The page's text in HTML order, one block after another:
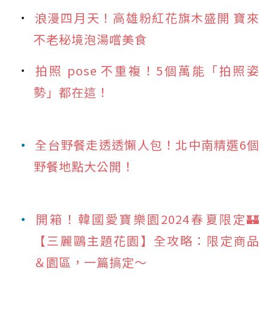
浪漫四月天！高雄粉紅花旗木盛開 寶來
不老秘境泡湯嚐美食
拍照 pose 不重複！5個萬能「拍照姿
勢」都在這！
全台野餐走透透懶人包！北中南精選6個
野餐地點大公開！
開箱！韓國愛寶樂園2024春夏限定🏰
【三麗鷗主題花園】全攻略：限定商品
＆園區，一篇搞定～